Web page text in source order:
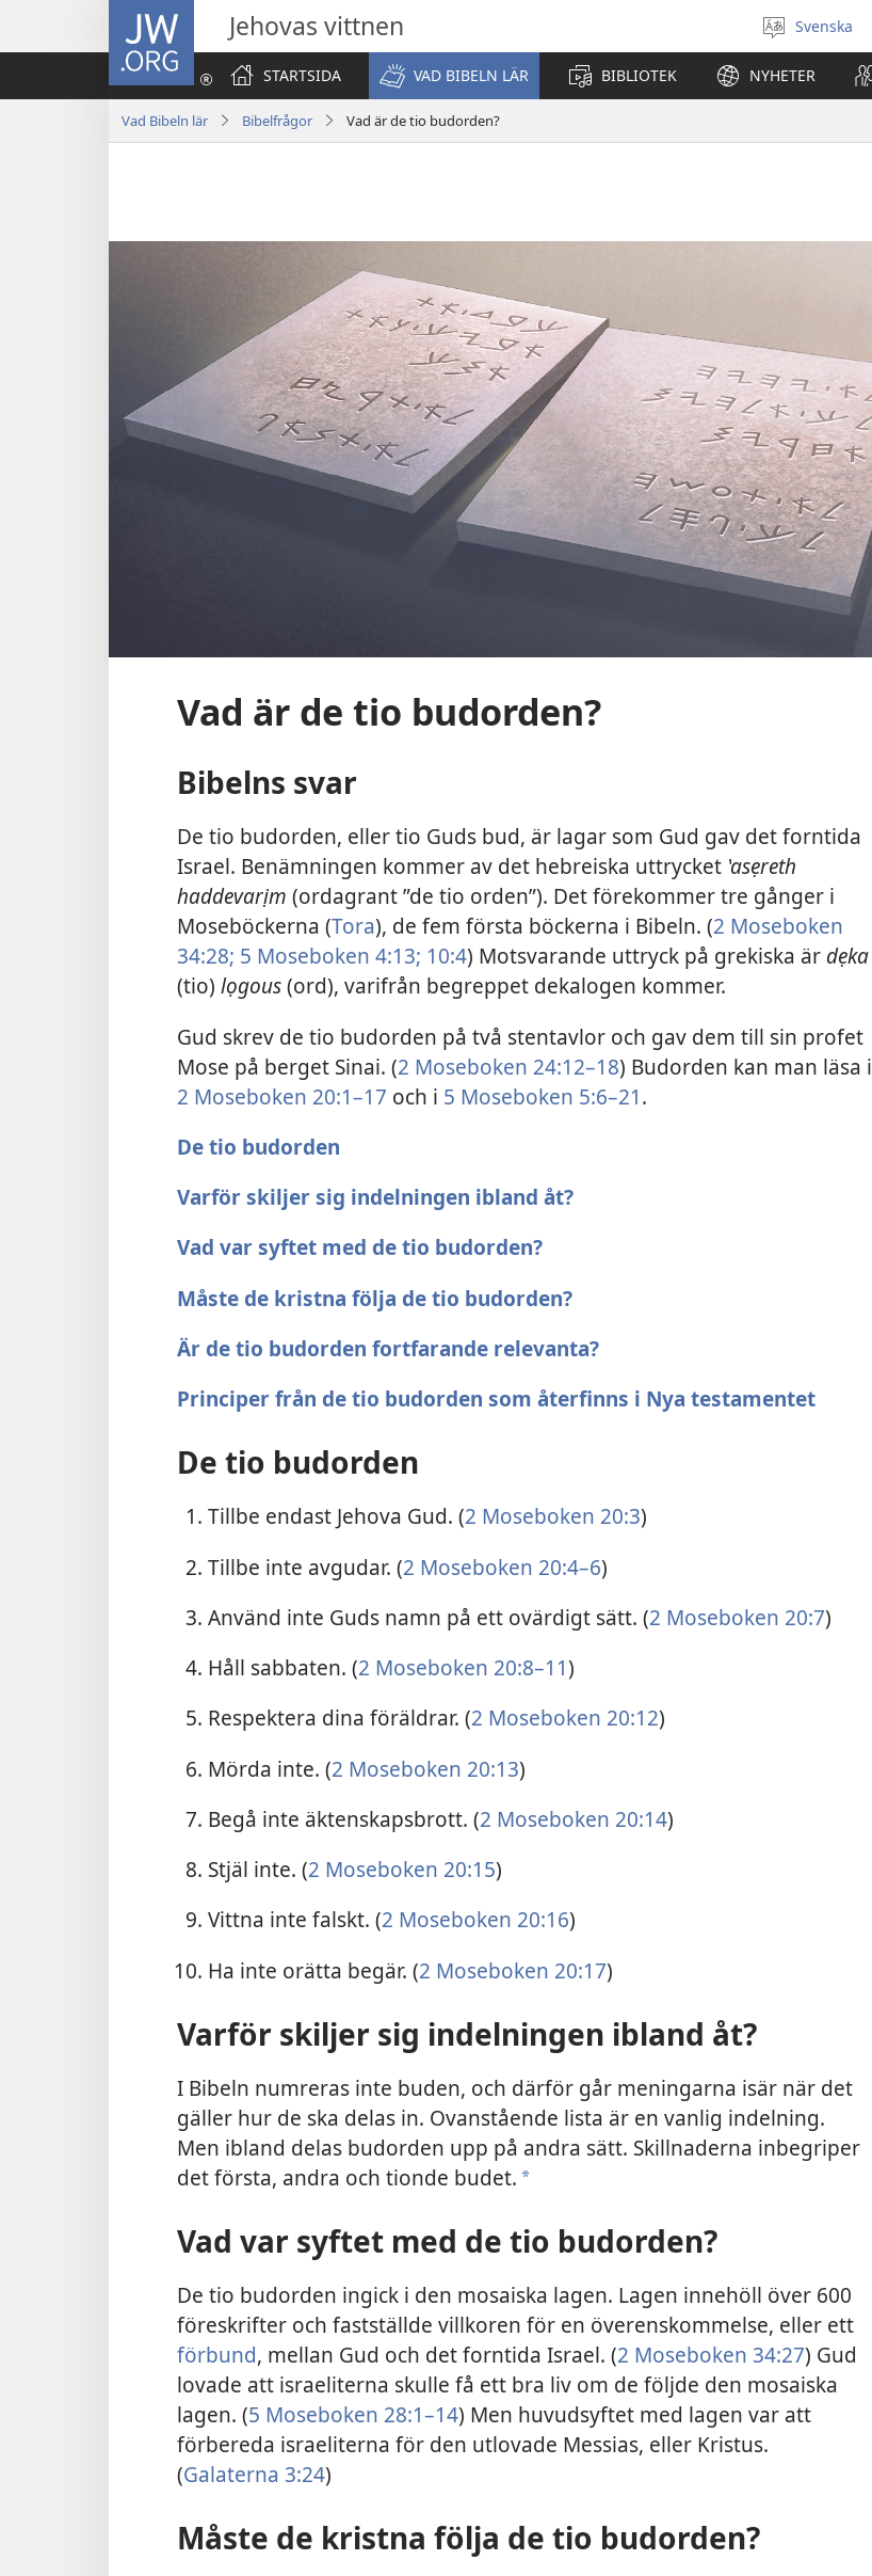
JW.ORG Jehovas vittnen
Välj
språk
Svenska
STARTSIDA
VAD BIBELN LÄR BIBLIOTEK NYHETER
Vad Bibeln lär Bibelfrågor Vad är de tio budorden?
Vad är de tio budorden?
Bibelns svar
De tio budorden, eller tio Guds bud, är lagar som Gud gav det forntida
Israel. Benämningen kommer av det hebreiska uttrycket ‛asẹreth
haddevarịm (ordagrant ”de tio orden”). Det förekommer tre gånger i
Moseböckerna (Tora), de fem första böckerna i Bibeln. (2 Moseboken
34:28; 5 Moseboken 4:13; 10:4) Motsvarande uttryck på grekiska är dẹka
(tio) lọgous(ord), varifrån begreppet dekalogen kommer.
Gud skrev de tio budorden på två stentavlor och gav dem till sin profet
Mose på berget Sinai. (2 Moseboken 24:12–18) Budorden kan man läsa i
2 Moseboken 20:1–17 och i 5 Moseboken 5:6–21.
De tio budorden
Varför skiljer sig indelningen ibland åt?
Vad var syftet med de tio budorden?
Måste de kristna följa de tio budorden?
Är de tio budorden fortfarande relevanta?
Principer från de tio budorden som återfinns i Nya testamentet
De tio budorden
Tillbe endast Jehova Gud. (2 Moseboken 20:3)
Tillbe inte avgudar. (2 Moseboken 20:4–6)
Använd inte Guds namn på ett ovärdigt sätt. (2 Moseboken 20:7)
Håll sabbaten. (2 Moseboken 20:8–11)
Respektera dina föräldrar. (2 Moseboken 20:12)
Mörda inte. (2 Moseboken 20:13)
Begå inte äktenskapsbrott. (2 Moseboken 20:14)
Stjäl inte. (2 Moseboken 20:15)
Vittna inte falskt. (2 Moseboken 20:16)
Ha inte orätta begär. (2 Moseboken 20:17)
Varför skiljer sig indelningen ibland åt?
I Bibeln numreras inte buden, och därför går meningarna isär när det
gäller hur de ska delas in. Ovanstående lista är en vanlig indelning.
Men ibland delas budorden upp på andra sätt. Skillnaderna inbegriper
det första, andra och tionde budet. a
Vad var syftet med de tio budorden?
De tio budorden ingick i den mosaiska lagen. Lagen innehöll över 600
föreskrifter och fastställde villkoren för en överenskommelse, eller ett
förbund, mellan Gud och det forntida Israel. (2 Moseboken 34:27) Gud
lovade att israeliterna skulle få ett bra liv om de följde den mosaiska
lagen. (5 Moseboken 28:1–14) Men huvudsyftet med lagen var att
förbereda israeliterna för den utlovade Messias, eller Kristus.
(Galaterna 3:24)
Måste de kristna följa de tio budorden?